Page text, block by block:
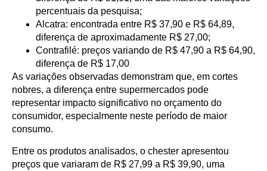
percentuais da pesquisa;
Alcatra: encontrada entre R$ 37,90 e R$ 64,89,
diferença de aproximadamente R$ 27,00;
Contrafilé: preços variando de R$ 47,90 a R$ 64,90,
diferença de R$ 17,00
As variações observadas demonstram que, em cortes
nobres, a diferença entre supermercados pode
representar impacto significativo no orçamento do
consumidor, especialmente neste período de maior
consumo.
Entre os produtos analisados, o chester apresentou
preços que variaram de R$ 27,99 a R$ 39,90, uma